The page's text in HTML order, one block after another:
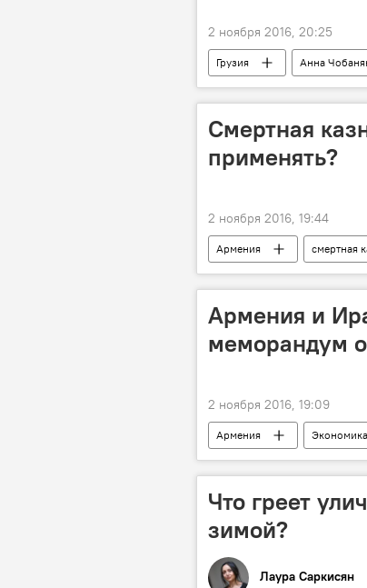
2 ноября 2016, 20:25
Грузия Анна
Смертная
применять?
2 ноября 2016, 19:44
Армения смертная
Армения и
меморандум о
2 ноября 2016, 19:09
Армения Экономика
меморандум о
Что греет
зимой?
Лаура Саркисян